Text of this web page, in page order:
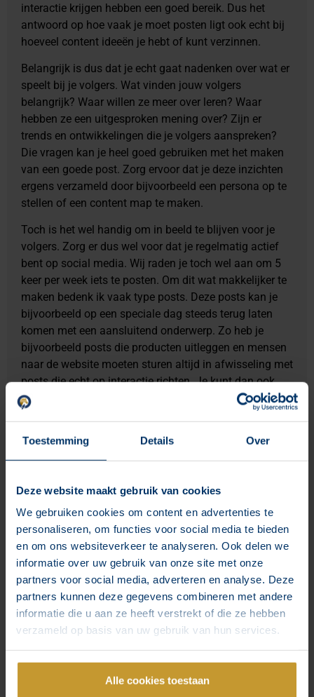
Toestemming Details Over
Deze website maakt gebruik van cookies
We gebruiken cookies om content en advertenties te
personaliseren, om functies voor social media te bieden
en om ons websiteverkeer te analyseren. Ook delen we
informatie over uw gebruik van onze site met onze
partners voor social media, adverteren en analyse. Deze
partners kunnen deze gegevens combineren met andere
informatie die u aan ze heeft verstrekt of die ze hebben
verzameld op basis van uw gebruik van hun services.
Alle cookies toestaan
interactie krijgen hebben een goed bereik. Dus het
antwoord op hoe vaak je moet posten ligt ook echt bij
hoeveel content ideeën je hebt of kunt verzinnen.
Belangrijk is dus dat je echt gaat nadenken over wat er
speelt bij je volgers. Wat vinden jouw volgers
belangrijk? Waar willen ze meer over leren? Waar
hebben ze een uitgesproken mening over? Zijn er
trends en ontwikkelingen die je volgers aanspreken?
Die vragen kan je heel goed gebruiken met het maken
van een goede post. Zorg ervoor dat je deze inzichten
ergens verzameld door bijvoorbeeld een persona op te
stellen of een content map te maken.
Toch is het wel handig om in beeld te blijven voor je
volgers. Zorg er dus wel voor dat je regelmatig actief
bent op social media. Wij raden je toch wel aan om 5
keer per week iets te posten. Om dit wat makkelijker te
maken bedenk ik vaak type posts. Deze posts kan je
bijvoorbeeld op een speciale dag steeds terug laten
komen met een aansluitend onderwerp. Zo heb je
bijvoorbeeld posts die producten uitleggen en mensen
naar de website moeten sturen altijd in afwisseling met
posts die echt op interactie richten. Je kunt dan ook
alvast meerdere posts ontwikkelen en klaarzetten via
. Dit scheelt je uiteindelijk ook
namelijk actief en relevant.
belangrijk
Het is wel belangrijk dat je tussen de posts door heel
eventjes de tijd neemt om naar je statistieken te kijken.
Hier kan je namelijk veel van leren. Werkt het wat wij
aan het doen zijn? Stijgt het aantal volgers? Hoeveel
mensen kwamen op mijn website vanuit social media
de afgelopen tijd? Hoeveel procent van mijn volgers
heb ik eigenlijk bereikt? Dit zijn een paar handige
vragen die je jezelf kan stellen als je je statistieken
gaat evalueren.